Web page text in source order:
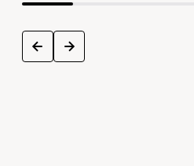
prev next